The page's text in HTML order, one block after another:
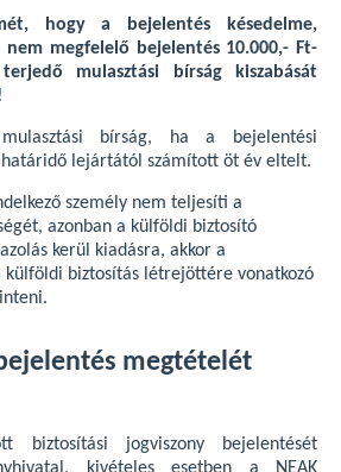
hogy a bejelentés késedelme,
nem megfelelő bejelentés 10.000,- Ft-
mulasztási bírság kiszabását
bírság, ha a bejelentési
lejártától számított öt év eltelt.
személy nem teljesíti a
azonban a külföldi biztosító
kerül kiadásra, akkor a
külföldi biztosítás létrejöttére vonatkozó
megtételét
biztosítási jogviszony bejelentését